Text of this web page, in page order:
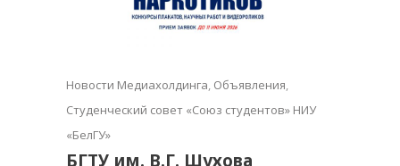
Новости Медиахолдинга, Объявления,
Студенческий совет «Союз студентов» НИУ
«БелГУ»
БГТУ им. В.Г. Шухова